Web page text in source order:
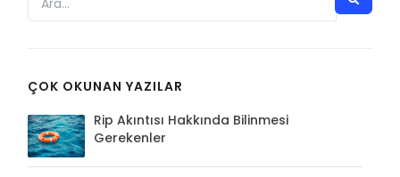
ÇOK OKUNAN YAZILAR
Rip Akıntısı Hakkında Bilinmesi
Gerekenler